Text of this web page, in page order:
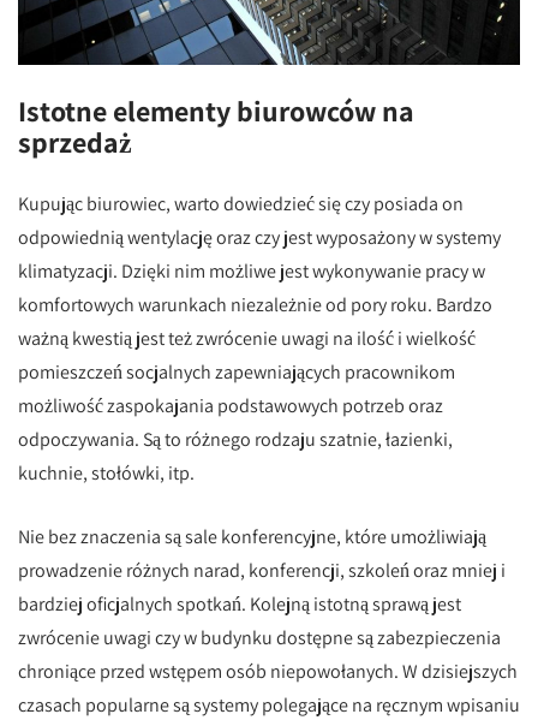
Istotne elementy biurowców na
sprzedaż
Kupując biurowiec, warto dowiedzieć się czy posiada on
odpowiednią wentylację oraz czy jest wyposażony w systemy
klimatyzacji. Dzięki nim możliwe jest wykonywanie pracy w
komfortowych warunkach niezależnie od pory roku. Bardzo
ważną kwestią jest też zwrócenie uwagi na ilość i wielkość
pomieszczeń socjalnych zapewniających pracownikom
możliwość zaspokajania podstawowych potrzeb oraz
odpoczywania. Są to różnego rodzaju szatnie, łazienki,
kuchnie, stołówki, itp.
Nie bez znaczenia są sale konferencyjne, które umożliwiają
prowadzenie różnych narad, konferencji, szkoleń oraz mniej i
bardziej oficjalnych spotkań. Kolejną istotną sprawą jest
zwrócenie uwagi czy w budynku dostępne są zabezpieczenia
chroniące przed wstępem osób niepowołanych. W dzisiejszych
czasach popularne są systemy polegające na ręcznym wpisaniu